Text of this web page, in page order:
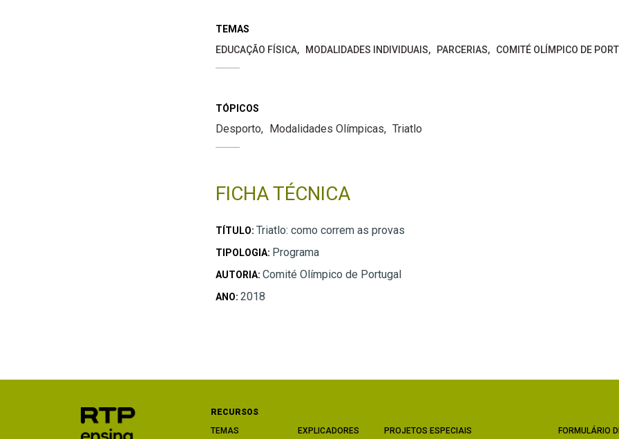
TEMAS
EDUCAÇÃO FÍSICA
MODALIDADES INDIVIDUAIS PARCERIAS COMITÉ OLÍMPICO DE
TÓPICOS
Desporto Modalidades Olímpicas Triatlo
FICHA TÉCNICA
TÍTULO: Triatlo: como correm as provas
TIPOLOGIA: Programa
AUTORIA: Comité Olímpico de Portugal
ANO: 2018
RECURSOS
TEMAS
EXPLICADORES PROJETOS ESPECIAIS FORMULÁRIO